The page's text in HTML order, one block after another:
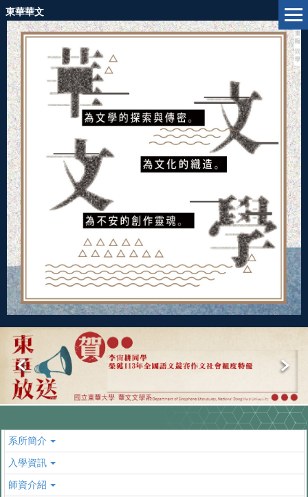
跳
到
主
要
內
容
區
東華華文
系所簡介
入學資訊
師資介紹